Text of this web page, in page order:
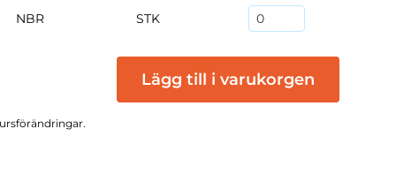
NBR STK
Lägg till i varukorgen